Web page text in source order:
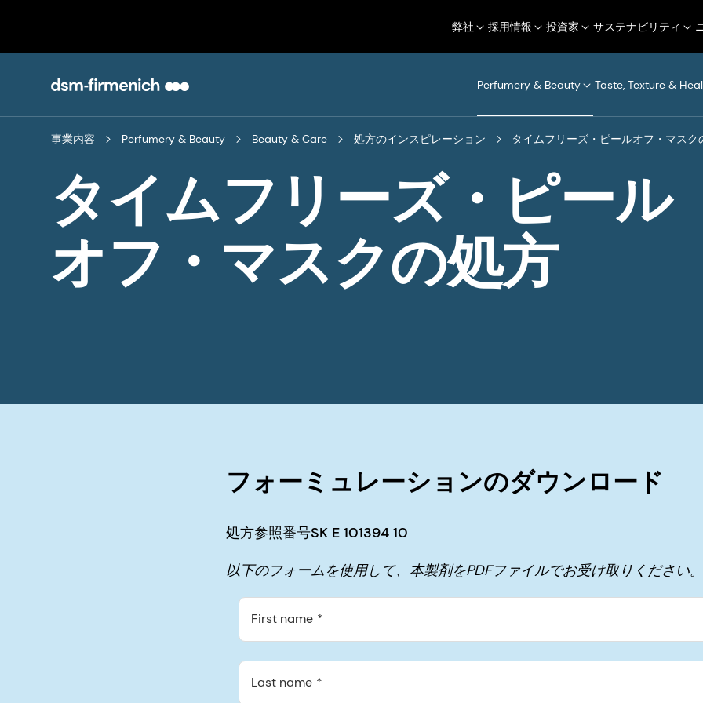
弊社 採用情報 投資家 サステナビリティ
Perfumery & Beauty Taste, Texture &
事業内容 Perfumery & Beauty Beauty & Care 処方のインスピレーション タイムフリーズ・ピールオフ・マスク
タイムフリーズ・ピール
オフ・マスクの処方
フォーミュレーションのダウンロード
処方参照番号SK E 101394 10
以下のフォームを使用して、本製剤をPDFファイルでお受け取りください。
First name
Last name